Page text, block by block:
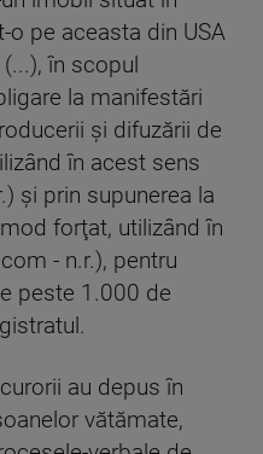
o pe aceasta din USA
în scopul
la manifestări
şi difuzării de
în acest sens
şi prin supunerea la
forţat, utilizând în
- n.r.), pentru
peste 1.000 de
au depus în
vătămate,